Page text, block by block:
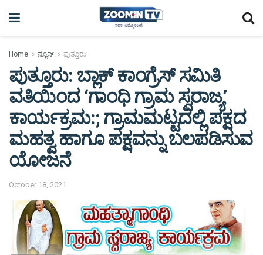
Home ನ್ಯೂಸ್ ಪುತ್ತೂರು
ಪುತ್ತೂರು: ಬ್ಲಾಕ್ ಕಾಂಗ್ರೆಸ್ ಸಮಿತಿ
ವತಿಯಿಂದ ‘ಗಾಂಧಿ ಗ್ರಾಮ ಸ್ವರಾಜ್ಯ’
ಕಾರ್ಯಕ್ರಮ:; ಗ್ರಾಮಮಟ್ಟದಲ್ಲಿ ಪಕ್ಷದ
ಮಹತ್ವ ಹಾಗೂ ಪಕ್ಷವನ್ನು ಬಲಪಡಿಸುವ
ಯೋಜನೆ
October 18, 2021